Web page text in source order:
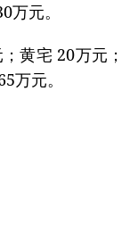
元。
黄宅 20万元；
万元。